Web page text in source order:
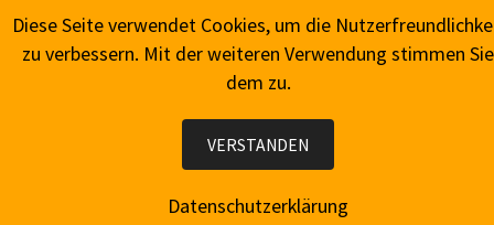
Springe
Diese Seite verwendet Cookies, um die
zu verbessern. Mit der weiteren Verwendung stimmen Sie
dem zu.
VERSTANDEN
Datenschutzerklärung